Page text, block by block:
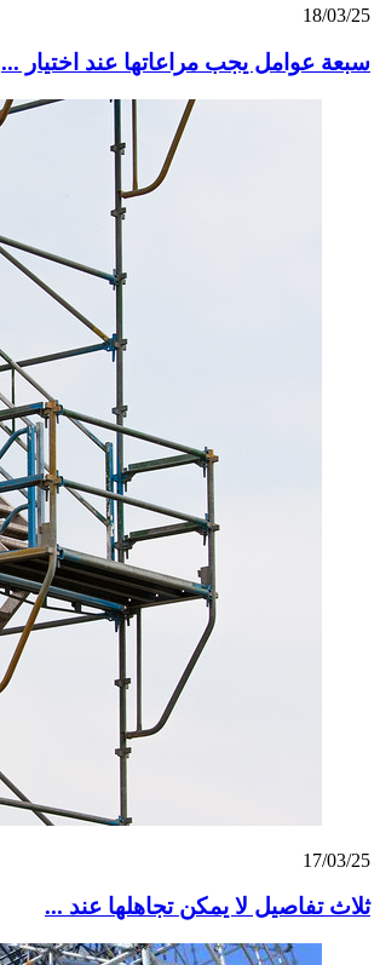
18/03/25
سبعة عوامل يجب مراعاتها عند اختيار ...
17/03/25
ثلاث تفاصيل لا يمكن تجاهلها عند ...